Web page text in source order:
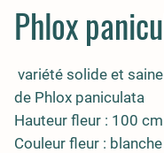
Phlox
variété solide et
de Phlox paniculata
Hauteur fleur : 100 cm
Couleur fleur : blanche